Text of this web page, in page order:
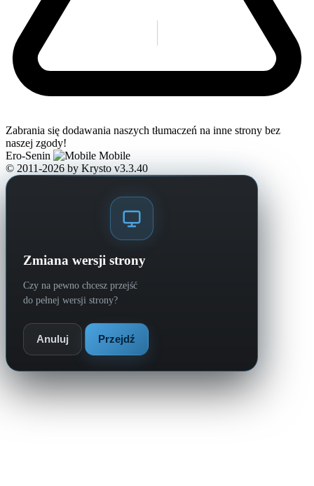
Zabrania się dodawania naszych tłumaczeń na inne strony bez
naszej zgody!
Ero-Senin
Mobile
© 2011-2026 by Krysto v3.3.40
Zmiana wersji strony
Czy na pewno chcesz przejść
do pełnej wersji strony?
Anuluj Przejdź